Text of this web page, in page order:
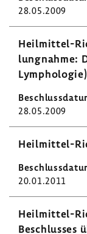
28.05.2009
Heilmittel-​
lung­nahme:
Lympho­logie)
28.05.2009
Heilmittel-​
20.01.2011
Heilmittel-​
Beschlusses